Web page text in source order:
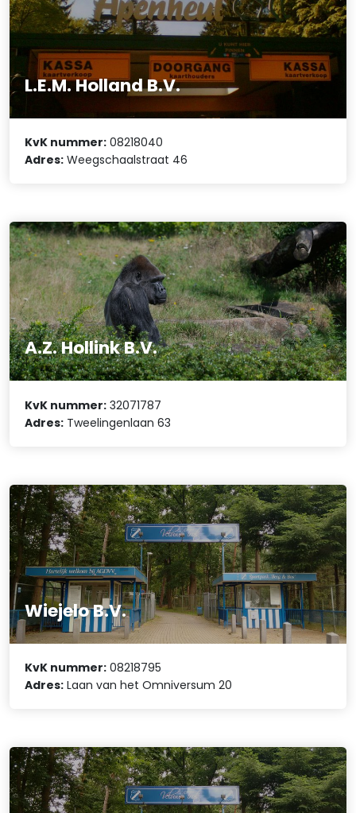
L.E.M. Holland B.V.
KvK nummer: 08218040
Adres: Weegschaalstraat 46
A.Z. Hollink B.V.
KvK nummer: 32071787
Adres: Tweelingenlaan 63
Wiejelo B.V.
KvK nummer: 08218795
Adres: Laan van het Omniversum 20